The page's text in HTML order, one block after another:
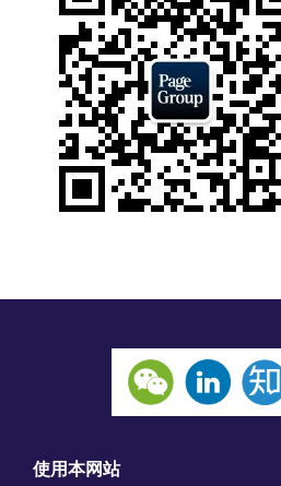
使用本网站